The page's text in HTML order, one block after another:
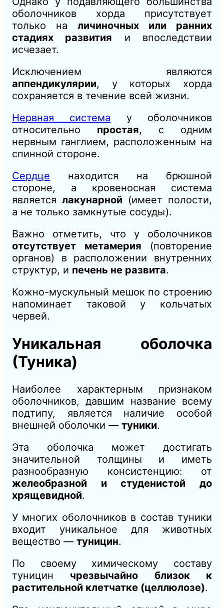
оболочников хорда присутствует
только на личиночных или ранних
стадиях развития и впоследствии
исчезает.
Исключением являются
аппендикулярии, у которых хорда
сохраняется в течение всей жизни.
Нервная система у оболочников
относительно простая, с одним
нервным ганглием, расположенным на
спинной стороне.
Сердце находится на брюшной
стороне, а кровеносная система
является лакунарной (имеет полости,
а не только замкнутые сосуды).
Важно отметить, что у оболочников
отсутствует метамерия (повторение
органов) в расположении внутренних
структур, и печень не развита.
Кожно-мускульный мешок по строению
напоминает таковой у кольчатых
червей.
Уникальная оболочка
(Туника)
Наиболее характерным признаком
оболочников, давшим название всему
подтипу, является наличие особой
внешней оболочки — туники.
Эта оболочка может достигать
значительной толщины и иметь
разнообразную консистенцию: от
желеобразной и студенистой до
хрящевидной.
У многих оболочников в состав туники
входит уникальное для животных
вещество — туницин.
По своему химическому составу
туницин чрезвычайно близок к
растительной клетчатке (целлюлозе).